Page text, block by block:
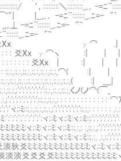
'ｉ|__:::::::::::/ ‘，
￣~"| |__,,.． -=ﾆ
＿ | _,,.⊥ -=ﾆ
:::／＼ |=ﾆ
｣_／ｘＸ水
:;.:,:;.:, : : : : :
: : : : : : : : : : : : : 爻
: : : : :
:
ヾ;:ﾐ
;:ﾐ:ﾞ;ﾞ;ﾞ;ﾞ;ﾞ;ﾞ;ﾞ;ﾞ;ﾞ;ヾ;:ﾐ:ヾ;:ﾐ:
:ﾐ;ﾐ;ﾐ;ﾐ;ヾ;:ﾐ:ヾ;:ﾐ:ヾ;:ﾐ::;.:,:
ﾐ;ﾐ;ﾐ;ﾐ;ﾐ;ﾐ;ﾐ;ヾ;:ﾐ:ヾ;:ﾐ:ヾ;:ﾐ
狄爻ﾐ;ﾐ;ﾐ;ﾐ;ﾐ;ﾐ;ﾐ;ﾐ;ﾐ;ﾐ;ﾐ;ﾐ;
爻爻爻爻ﾐ;ﾐ;ﾐ;ﾐ;ﾐ;ﾐ;ﾐ;ﾐ;